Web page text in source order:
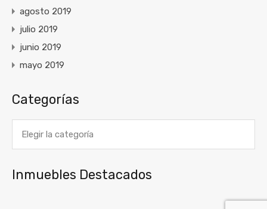
agosto 2019
julio 2019
junio 2019
mayo 2019
Categorías
Inmuebles Destacados